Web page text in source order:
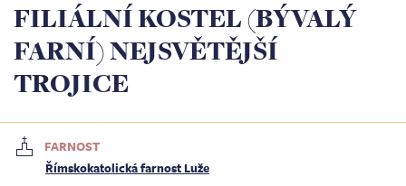
FILIÁLNÍ KOSTEL (BÝVALÝ
FARNÍ) NEJSVĚTĚJŠÍ
TROJICE
FARNOST
Římskokatolická farnost Luže